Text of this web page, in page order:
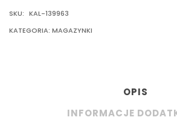
SKU: KAL-139963
KATEGORIA: MAGAZYNKI
OPIS
INFORMACJE